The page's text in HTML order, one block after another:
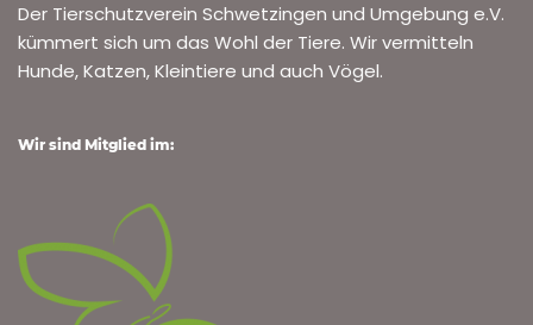
Der Tierschutzverein Schwetzingen und Umgebung e.V.
kümmert sich um das Wohl der Tiere. Wir vermitteln
Hunde, Katzen, Kleintiere und auch Vögel.
Wir sind Mitglied im: